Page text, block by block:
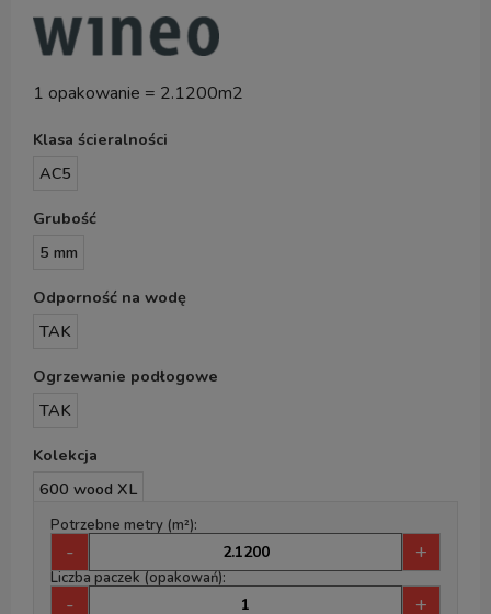
1 opakowanie = 2.1200m2
Klasa ścieralności
AC5
Grubość
5 mm
Odporność na wodę
TAK
Ogrzewanie podłogowe
TAK
Kolekcja
600 wood XL
Potrzebne metry (m²):
- +
Liczba paczek (opakowań):
- +